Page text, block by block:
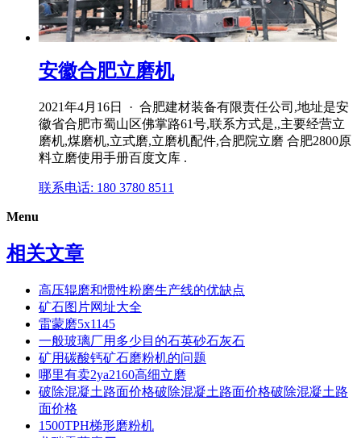
安徽合肥立磨机
2021年4月16日 · 合肥建材装备有限责任公司,地址是安
徽省合肥市蜀山区佛掌路61号,联系方式是,,主要经营立
磨机,煤磨机,立式磨,立磨机配件,合肥院立磨 合肥2800原
料立磨使用手册百度文库 .
联系电话: 180 3780 8511
Menu
相关文章
高压辊磨和惯性粉磨生产线的优缺点
矿石图片网址大全
雷蒙磨5x1145
一般玻璃厂用多少目的石英砂石灰石
矿用碳酸钙矿石磨粉机的问题
哪里有卖2ya2160高细立磨
破除混凝土路面价格破除混凝土路面价格破除混凝土路
面价格
1500TPH梯形磨粉机